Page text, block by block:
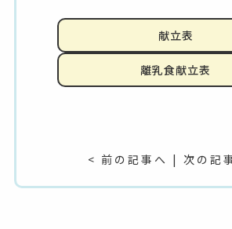
献立表
離乳食献立表
< 前の記事へ | 次の記